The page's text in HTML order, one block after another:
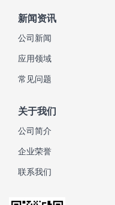
新闻资讯
公司新闻
应用领域
常见问题
关于我们
公司简介
企业荣誉
联系我们